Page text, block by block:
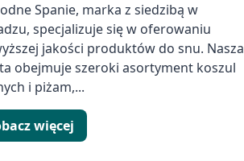
Spanie, marka z siedzibą w
specjalizuje się w oferowaniu
jakości produktów do snu. Nasza
obejmuje szeroki asortyment koszul
i piżam,...
więcej